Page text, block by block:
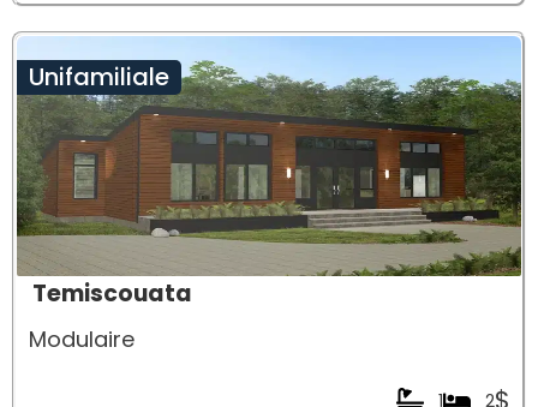
Unifamiliale
Temiscouata
Modulaire
2
1